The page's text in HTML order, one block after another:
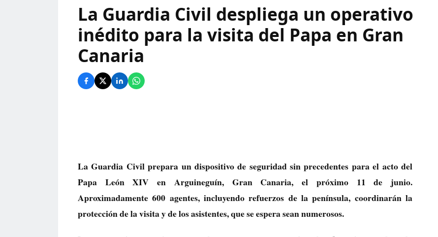
La Guardia Civil despliega un operativo
inédito para la visita del Papa en Gran
Canaria
La Guardia Civil prepara un dispositivo de seguridad sin precedentes para el acto del
Papa León XIV en Arguineguín, Gran Canaria, el próximo 11 de junio.
Aproximadamente 600 agentes, incluyendo refuerzos de la península, coordinarán la
protección de la visita y de los asistentes, que se espera sean numerosos.